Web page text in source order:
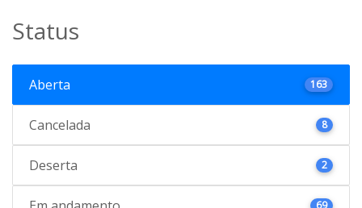
Status
Aberta 163
Cancelada 8
Deserta 2
69